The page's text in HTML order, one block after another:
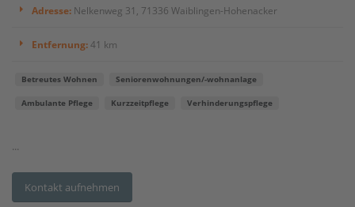
Adresse: Nelkenweg 31, 71336 Waiblingen-Hohenacker
Entfernung:41 km
Betreutes Wohnen Seniorenwohnungen/-wohnanlage
Ambulante Pflege Kurzzeitpflege Verhinderungspflege
...
Kontakt aufnehmen